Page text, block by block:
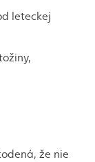
leteckej
že nie